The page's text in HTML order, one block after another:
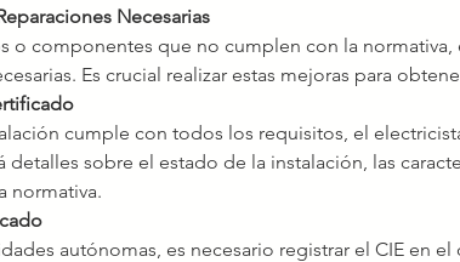
Necesarias
o componentes que no cumplen con la normativa,
Es crucial realizar estas mejoras para
cumple con todos los requisitos, el
sobre el estado de la instalación, las
normativa.
autónomas, es necesario registrar el CIE en